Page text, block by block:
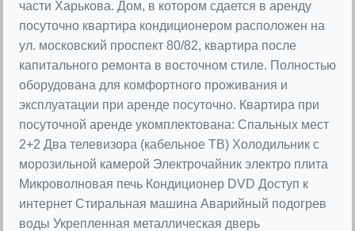
части Харькова. Дом, в котором сдается в аренду
посуточно квартира кондиционером расположен на
ул. московский проспект 80/82, квартира после
капитального ремонта в восточном стиле. Полностью
оборудована для комфортного проживания и
эксплуатации при аренде посуточно. Квартира при
посуточной аренде укомплектована: Спальных мест
2+2 Два телевизора (кабельное ТВ) Холодильник с
морозильной камерой Электрочайник электро плита
Микроволновая печь Кондиционер DVD Доступ к
интернет Стиральная машина Аварийный подогрев
воды Укрепленная металлическая дверь